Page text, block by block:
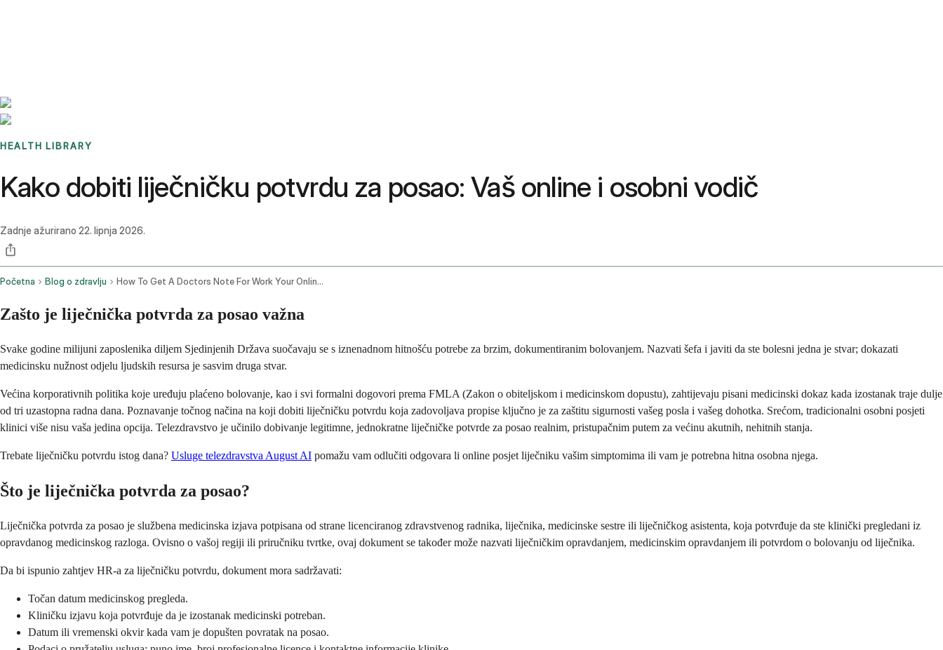
HEALTH LIBRARY
Kako dobiti liječničku potvrdu za posao: Vaš online i osobni vodič
Zadnje ažurirano 22. lipnja 2026.
Početna Blog o zdravlju How To Get A Doctors Note For Work Your Online And In Person Guide
Zašto je liječnička potvrda za posao važna
Svake godine milijuni zaposlenika diljem Sjedinjenih Država suočavaju se s iznenadnom hitnošću potrebe za brzim, dokumentiranim bolovanjem. Nazvati šefa i javiti da ste bolesni jedna je stvar; dokazati
medicinsku nužnost odjelu ljudskih resursa je sasvim druga stvar.
Većina korporativnih politika koje uređuju plaćeno bolovanje, kao i svi formalni dogovori prema FMLA (Zakon o obiteljskom i medicinskom dopustu), zahtijevaju pisani medicinski dokaz kada izostanak traje dulje
od tri uzastopna radna dana. Poznavanje točnog načina na koji dobiti liječničku potvrdu koja zadovoljava propise ključno je za zaštitu sigurnosti vašeg posla i vašeg dohotka. Srećom, tradicionalni osobni posjeti
klinici više nisu vaša jedina opcija. Telezdravstvo je učinilo dobivanje legitimne, jednokratne liječničke potvrde za posao realnim, pristupačnim putem za većinu akutnih, nehitnih stanja.
Trebate liječničku potvrdu istog dana? Usluge telezdravstva August AI pomažu vam odlučiti odgovara li online posjet liječniku vašim simptomima ili vam je potrebna hitna osobna njega.
Što je liječnička potvrda za posao?
Liječnička potvrda za posao je službena medicinska izjava potpisana od strane licenciranog zdravstvenog radnika, liječnika, medicinske sestre ili liječničkog asistenta, koja potvrđuje da ste klinički pregledani iz
opravdanog medicinskog razloga. Ovisno o vašoj regiji ili priručniku tvrtke, ovaj dokument se također može nazvati liječničkim opravdanjem, medicinskim opravdanjem ili potvrdom o bolovanju od liječnika.
Da bi ispunio zahtjev HR-a za liječničku potvrdu, dokument mora sadržavati:
Točan datum medicinskog pregleda.
Kliničku izjavu koja potvrđuje da je izostanak medicinski potreban.
Datum ili vremenski okvir kada vam je dopušten povratak na posao.